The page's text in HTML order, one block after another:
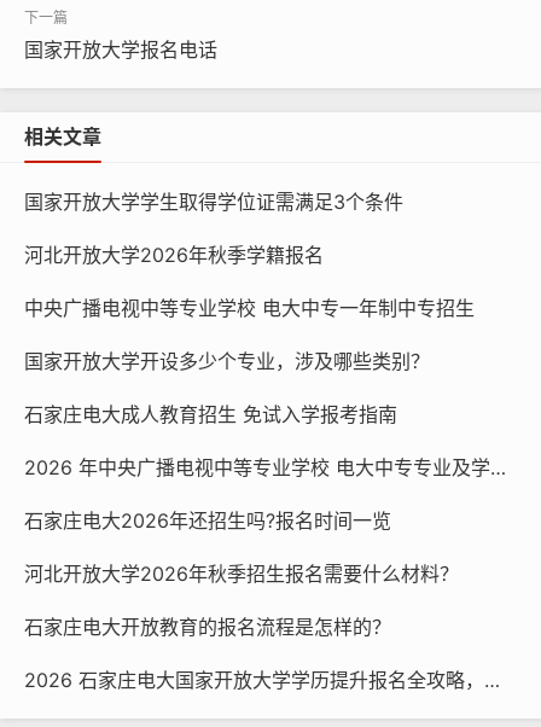
3. 2008年9月之前获得的国内高等院校、科研院所等机构
授予的学士、硕士和博士三级学位证书，以及未在学位授
在线免费申请书面认证报告（即《中国高等教育学位认证
4. 如持有的国内学位证书与学位授予信息报送（备案）系
予单位（高等院校、科研院所等机构）变更勘误后，再行
5. 国内学位证书仅可申请并出具一次书面认证报告，不再
证报告查询页面下载打印电子版报告。
6. 即日起，不再受理国内学位英文认证报告申请。如有需
要，可登录学信网“学信档案”申请翻译件。
以后核查信息更加便捷了！
本文链接：http://m.sjzdd.net/834.html
国家开放大学报名电话
相关文章
国家开放大学学生取得学位证需满足3个条件
河北开放大学2026年秋季学籍报名
中央广播电视中等专业学校 电大中专一年制中专招生
国家开放大学开设多少个专业，涉及哪些类别？
石家庄电大成人教育招生 免试入学报考指南
2026 年中央广播电视中等专业学校 电大中专专业及学费一览
石家庄电大2026年还招生吗?报名时间一览
河北开放大学2026年秋季招生报名需要什么材料？
石家庄电大开放教育的报名流程是怎样的？
2026 石家庄电大国家开放大学学历提升报名全攻略，官方渠道速看